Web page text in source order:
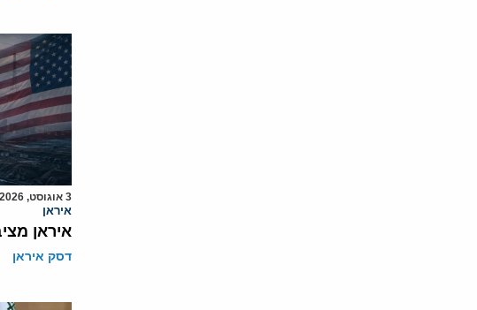
3 אוגוסט, 2026
איראן
איראן
דסק איראן